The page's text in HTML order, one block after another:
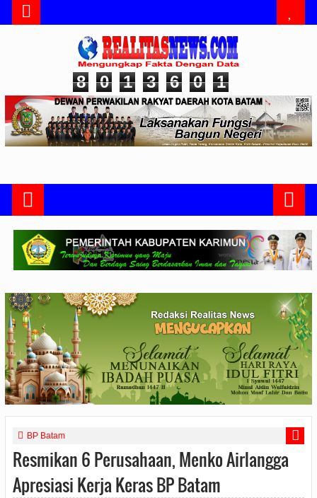
8 0 1 3 6 0 1
BP Batam
Resmikan 6 Perusahaan, Menko Airlangga
Apresiasi Kerja Keras BP Batam